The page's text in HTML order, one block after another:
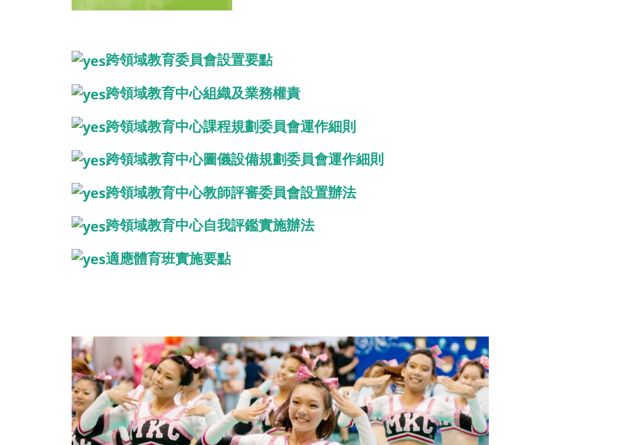
跨領域教育委員會設置要點
跨領域教育中心組織及業務權責
跨領域教育中心課程規劃委員會運作細則
跨領域教育中心圖儀設備規劃委員會運作細則
跨領域教育中心教師評審委員會設置辦法
跨領域教育中心自我評鑑實施辦法
適應體育班實施要點